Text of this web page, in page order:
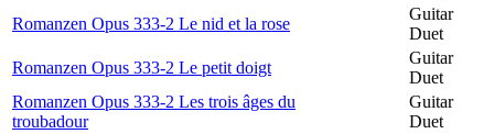
Romanzen Opus 333-2 Le nid et la rose
Guitar
Duet
Romanzen Opus 333-2 Le petit doigt
Guitar
Duet
Romanzen Opus 333-2 Les trois âges du
troubadour
Guitar
Duet